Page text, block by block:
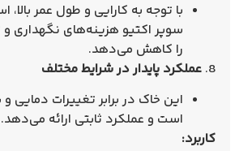
با توجه به کارایی و طول عمر بالا،
سوپر اکتیو هزینه‌های نگهداری
را کاهش می‌دهد.
8. عملکرد پایدار در شرایط مختلف
این خاک در برابر تغییرات دمایی
است و عملکرد ثابتی ارائه می‌دهد.
کاربرد: